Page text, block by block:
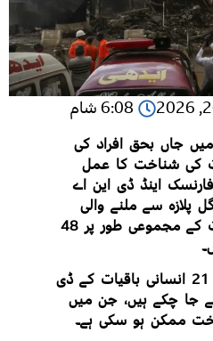
6:08 شام
جاں بحق افراد کی
کی شناخت کا عمل
اینڈ ڈی این اے
پلازہ سے ملنے والی
لاشوں اور انسانی باقیات کے مجموعی طور پر 48
ذرائع کے مطابق اب تک 21 انسانی باقیات کے ڈی
جا چکے ہیں، جن میں